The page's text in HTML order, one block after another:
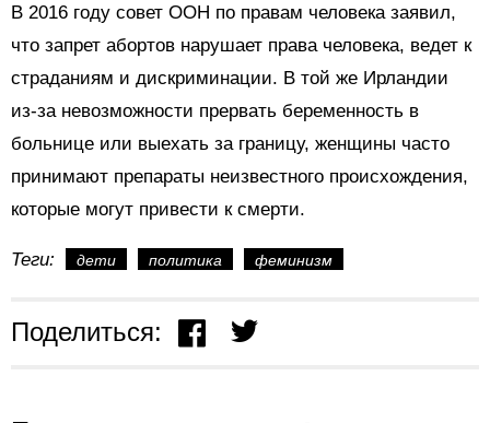
В 2016 году совет ООН по правам человека заявил,
что запрет абортов нарушает права человека, ведет к
страданиям и дискриминации. В той же Ирландии
из-за невозможности прервать беременность в
больнице или выехать за границу, женщины часто
принимают препараты неизвестного происхождения,
которые могут привести к смерти.
Теги: дети политика феминизм
Поделиться: